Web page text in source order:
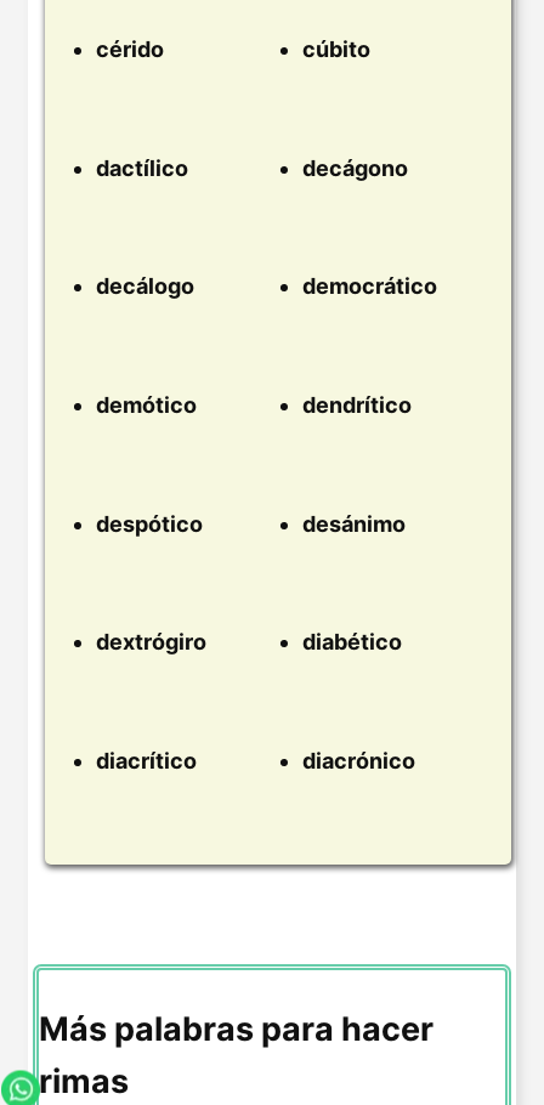
cérido cúbito
dactílico decágono
decálogo democrático
demótico dendrítico
despótico desánimo
dextrógiro diabético
diacrítico diacrónico
Más palabras para hacer
rimas